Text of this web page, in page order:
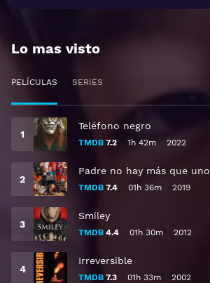
Lo mas visto
PELÍCULAS SERIES
Teléfono negro
TMDB 7.2 1h 42m 2022
Padre no hay más que uno
TMDB 7.4 01h 36m 2019
Smiley
TMDB 4.4 01h 30m 2012
Irreversible
TMDB 7.3 01h 33m 2002